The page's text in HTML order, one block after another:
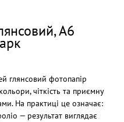
A6
глянсовий фотопапір
чіткість та приємну
На практиці це означає:
— результат виглядає